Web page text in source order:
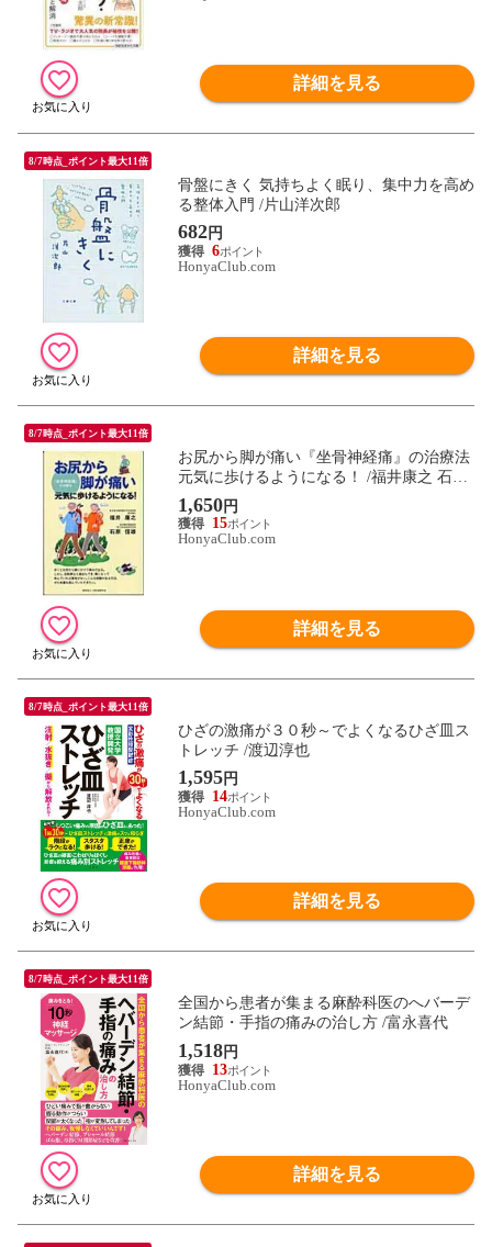
詳細を見る
8/7時点_ポイント最大11倍
骨盤にきく 気持ちよく眠り、集中力を高め
る整体入門 /片山洋次郎
682円
6
HonyaClub.com
詳細を見る
8/7時点_ポイント最大11倍
お尻から脚が痛い『坐骨神経痛』の治療法
元気に歩けるようになる！ /福井康之 石原
信雄
1,650円
15
HonyaClub.com
詳細を見る
8/7時点_ポイント最大11倍
ひざの激痛が３０秒～でよくなるひざ皿ス
トレッチ /渡辺淳也
1,595円
14
HonyaClub.com
詳細を見る
8/7時点_ポイント最大11倍
全国から患者が集まる麻酔科医のへバーデ
ン結節・手指の痛みの治し方 /富永喜代
1,518円
13
HonyaClub.com
詳細を見る